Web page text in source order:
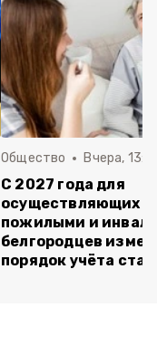
Общество Вчера,
С 2027 года для
осуществляющих
пожилыми и
белгородцев
порядок учёта ста